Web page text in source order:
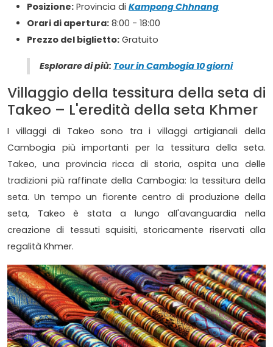
Posizione: Provincia di Kampong Chhnang
Orari di apertura: 8:00 - 18:00
Prezzo del biglietto: Gratuito
Esplorare di più: Tour in Cambogia 10 giorni
Villaggio della tessitura della seta di
Takeo – L'eredità della seta Khmer
I villaggi di Takeo sono tra i villaggi artigianali della
Cambogia più importanti per la tessitura della seta.
Takeo, una provincia ricca di storia, ospita una delle
tradizioni più raffinate della Cambogia: la tessitura della
seta. Un tempo un fiorente centro di produzione della
seta, Takeo è stata a lungo all'avanguardia nella
creazione di tessuti squisiti, storicamente riservati alla
regalità Khmer.